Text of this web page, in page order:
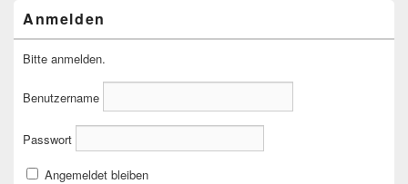
Anmelden
Bitte anmelden.
Benutzername
Passwort
Angemeldet bleiben